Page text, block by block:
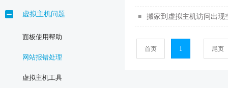
虚拟主机问题
面板使用帮助
网站报错处理
虚拟主机工具
■ 搬家到虚拟主机访问出现
首页 1 尾页